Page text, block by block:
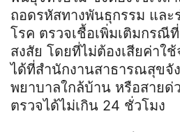
ถอดรหัสทางพันธุกรรม แล
โรค ตรวจเชื้อเพิ่มเติมกร
สงสัย โดยที่ไม่ต้องเสียค่าใ
ได้ที่สำนักงานสาธารณสุขจั
พยาบาลใกล้บ้าน หรือสายด่
ตรวจได้ไม่เกิน 24 ชั่วโมง